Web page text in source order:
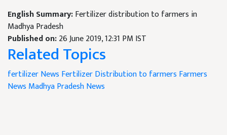
English Summary:Fertilizer distribution to farmers in
Madhya Pradesh
Published on:26 June 2019, 12:31 PM IST
Related Topics
fertilizer News Fertilizer Distribution to farmers Farmers
News Madhya Pradesh News